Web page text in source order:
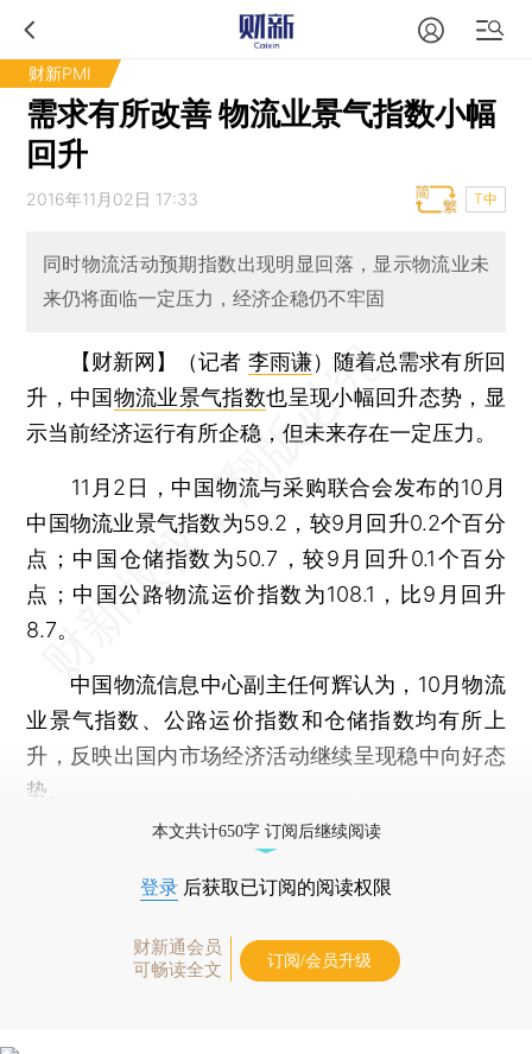
财新PMI
需求有所改善 物流业景气指数小幅
回升
2016年11月02日 17:33 T中
同时物流活动预期指数出现明显回落，显示物流业未
来仍将面临一定压力，经济企稳仍不牢固
【财新网】（记者 李雨谦） 随着总需求有所回
升，中国物流业景气指数也呈现小幅回升态势，显
示当前经济运行有所企稳，但未来存在一定压力。
11月2日，中国物流与采购联合会发布的10月
中国物流业景气指数为59.2，较9月回升0.2个百分
点；中国仓储指数为50.7，较9月回升0.1个百分
点；中国公路物流运价指数为108.1，比9月回升
8.7。
中国物流信息中心副主任何辉认为，10月物流
业景气指数、公路运价指数和仓储指数均有所上
升，反映出国内市场经济活动继续呈现稳中向好态
势。
本文共计650字 订阅后继续阅读
登录 后获取已订阅的阅读权限
财新通会员
可畅读全文
订阅/会员升级